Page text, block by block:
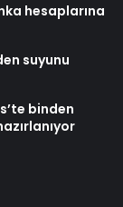
hesaplarına
suyunu
binden